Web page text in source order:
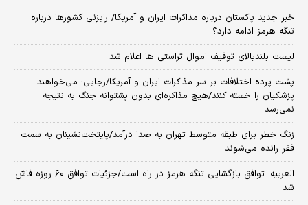
خبر جدید پاکستان درباره مذاکرات ایران و آمریکا/ رایزنی کشورها درباره
تنگه هرمز ادامه دارد؟
لیست بلندبالای توقیف اموال تراستی ها اعلام شد
پشت پرده اختلافات بر سر مذاکرات ایران و آمریکا/رجایی: می‌خواهند
پزشکیان را خسته کنند/هیچ مذاکره‌ای بدون پشتوانه جنگ به نتیجه
نمی‌رسد
زنگ خطر برای طبقه متوسط تهران به صدا درآمد/پایتخت‌نشینان به سمت
فقر رانده می‌شوند
العربیه: توافق بازگشایی تنگه هرمز در راه است/جزئیات توافق ۶۰ روزه فاش
شد